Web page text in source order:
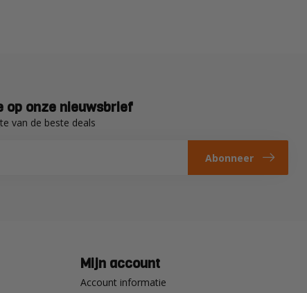
op onze nieuwsbrief
van de beste deals
Abonneer
Mijn account
Account informatie